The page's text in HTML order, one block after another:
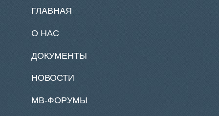
ГЛАВНАЯ
О НАС
ДОКУМЕНТЫ
НОВОСТИ
МВ-ФОРУМЫ